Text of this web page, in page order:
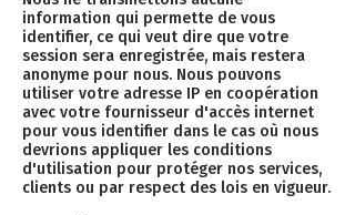
information qui permette de vous
identifier, ce qui veut dire que votre
session sera enregistrée, mais restera
anonyme pour nous. Nous pouvons
utiliser votre adresse IP en coopération
avec votre fournisseur d'accès internet
pour vous identifier dans le cas où nous
devrions appliquer les conditions
d'utilisation pour protéger nos services,
clients ou par respect des lois en vigueur.